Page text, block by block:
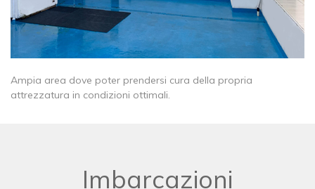
Ampia area dove poter prendersi cura della propria
attrezzatura in condizioni ottimali.
Imbarcazioni